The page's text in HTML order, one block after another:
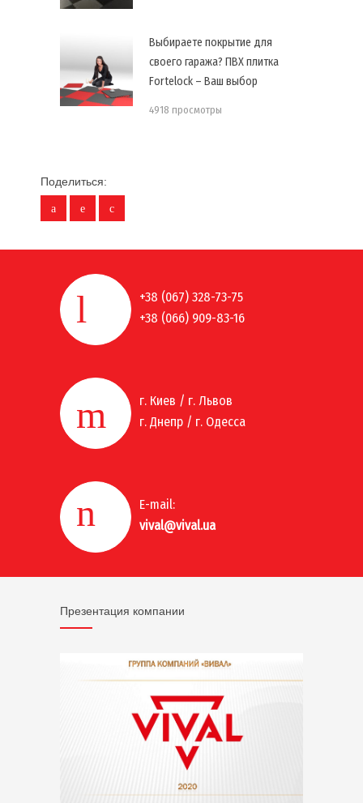
Выбираете покрытие для
своего гаража? ПВХ плитка
Fortelock – Ваш выбор
4918 просмотры
Поделиться:
+38 (067) 328-73-75
+38 (066) 909-83-16
г. Киев / г. Львов
г. Днепр / г. Одесса
E-mail:
vival@vival.ua
Презентация компании